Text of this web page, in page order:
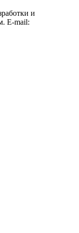
и
E-mail: